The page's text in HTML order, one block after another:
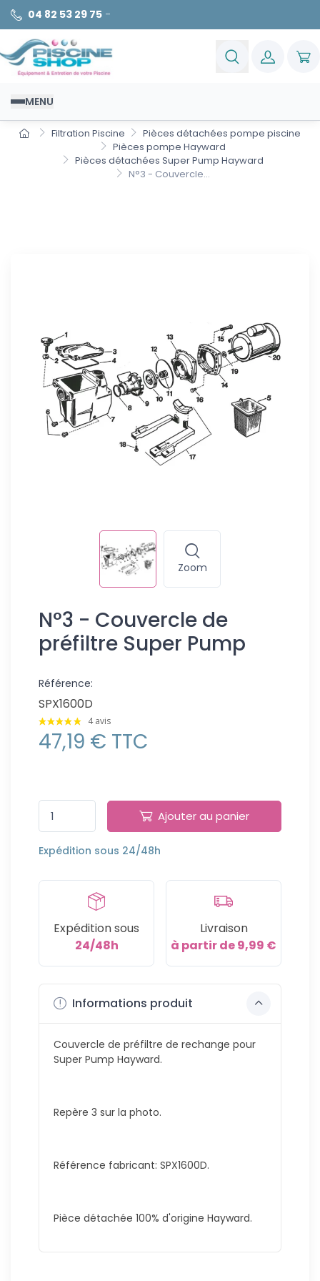
04 82 53 29 75 -
MENU
Filtration Piscine
Pièces détachées pompe piscine
Pièces pompe Hayward
Pièces détachées Super Pump Hayward
N°3 - Couvercle...
Zoom
N°3 - Couvercle de
préfiltre Super Pump
Référence:
SPX1600D
4 avis
47,19 € TTC
Ajouter au panier
Expédition sous 24/48h
Expédition sous
24/48h
Livraison
à partir de 9,99 €
Informations produit
Couvercle de préfiltre de rechange pour
Super Pump Hayward.
Repère 3 sur la photo.
Référence fabricant: SPX1600D.
Pièce détachée 100% d'origine Hayward.